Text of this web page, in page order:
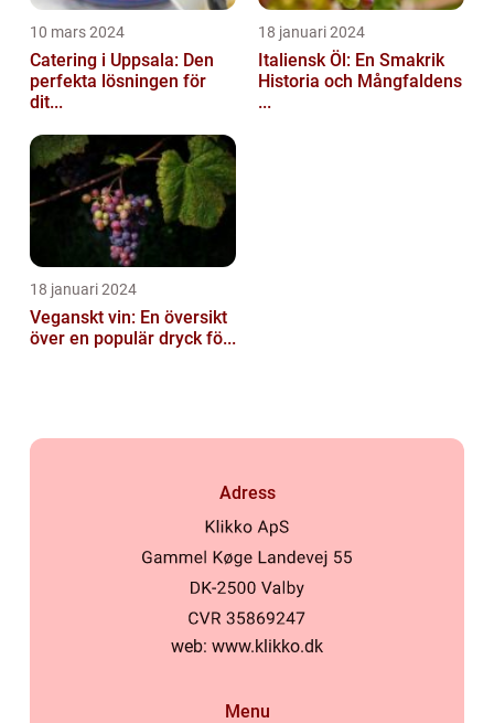
10 mars 2024
Catering i Uppsala: Den
perfekta lösningen för
dit...
18 januari 2024
Italiensk Öl: En Smakrik
Historia och Mångfaldens
...
18 januari 2024
Veganskt vin: En översikt
över en populär dryck fö...
Adress
web: www.klikko.dk
Menu